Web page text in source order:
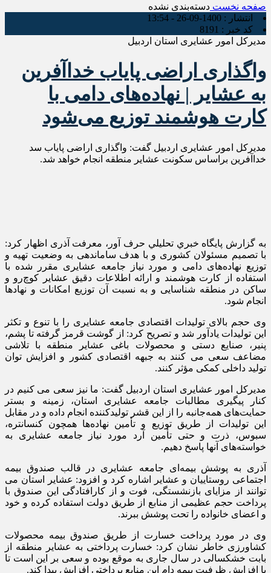
صفحه نخست دسته‌بندی نشده
انتشار : 1400-09-26 - 13:54
کد خبر : 8191
مدیرکل امور عشایری استان اردبیل
واگذاری اراضی پایاب خداآفرین
به عشایر | نهاده‌های دامی با
کارت هوشمند توزیع می‌شود
مدیرکل امور عشایری اردبیل گفت: واگذاری اراضی پایاب سد
خداآفرین براساس سکونت عشایر منطقه انجام خواهد شد.
به گزارش پايگاه خبري تحليلي حرف آور، معرفت آذری اظهار کرد:
با تصمیم مسئولان کشوری و با هدف ساماندهی به وضعیت تهیه و
توزیع نهاده‌های دامی و مورد نیاز جامعه عشایری مقرر شده با
استفاده از کارت هوشمند و ارائه اطلاعات دقیق عشایر کوچ‌رو و
ساکن در منطقه شناسایی و به نسبت آن توزیع امکانات و نهادها
انجام شود.
وی حجم بالای تولیدات اقتصادی جامعه عشایری را با تنوع و تکثر
این تولیدات یادآور شد و تصریح کرد: از گوشت قرمز گرفته تا پشم،
پنیر، صنایع دستی و محصولات باغی عشایر منطقه با تلاشی
مضاعف سعی می کنند به جبهه اقتصادی کشور و افزایش توان
تولید داخلی کمکی مؤثر کنند.
مدیرکل امور عشایری استان اردبیل گفت: ما نیز سعی می کنیم در
کنار پیگیری مطالبات جامعه عشایری استان، زمینه و بستر
حمایت‌های همه‌جانبه را از این قشر تولیدکننده انجام داده و در مقابل
این تولیدات از طریق توزیع و تأمین نهاده‌ها همچون کنسانتره،
سبوس، ذرت و حتی تأمین آرد مورد نیاز جامعه عشایری به
خواسته‌های آنها پاسخ دهیم.
آذری به پوشش بیمه‌ای جامعه عشایری در قالب صندوق بیمه
اجتماعی روستاییان و عشایر اشاره کرد و افزود: عشایر استان می
توانند از مزایای بازنشستگی، فوت و از کارافتادگی این صندوق با
پرداخت حجم عظیمی از منابع از طریق دولت استفاده کرده و خود
و اعضای خانواده را تحت پوشش ببرند.
وی در مورد پرداخت خسارت از طریق صندوق بیمه محصولات
کشاورزی خاطر نشان کرد: خسارت پرداختی به عشایر منطقه از
بابت خشکسالی در سال جاری به موقع بوده و سعی بر این است تا
با افزایش ظرفیت بیمه دام این منابع پرداختی افزایش پیدا کند.